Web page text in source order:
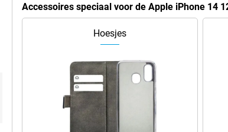
Accessoires speciaal voor de Apple iPhone 14
Hoesjes